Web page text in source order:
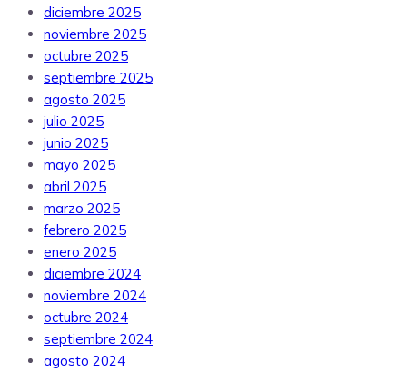
diciembre 2025
noviembre 2025
octubre 2025
septiembre 2025
agosto 2025
julio 2025
junio 2025
mayo 2025
abril 2025
marzo 2025
febrero 2025
enero 2025
diciembre 2024
noviembre 2024
octubre 2024
septiembre 2024
agosto 2024